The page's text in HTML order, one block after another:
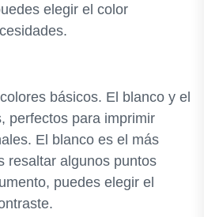
elegir el color
básicos. El blanco y el
perfectos para imprimir
El blanco es el más
resaltar algunos puntos
puedes elegir el